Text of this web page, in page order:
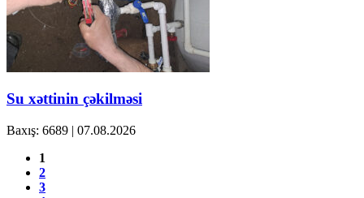
Su xəttinin çəkilməsi
Baxış: 6689 | 07.08.2026
1
2
3